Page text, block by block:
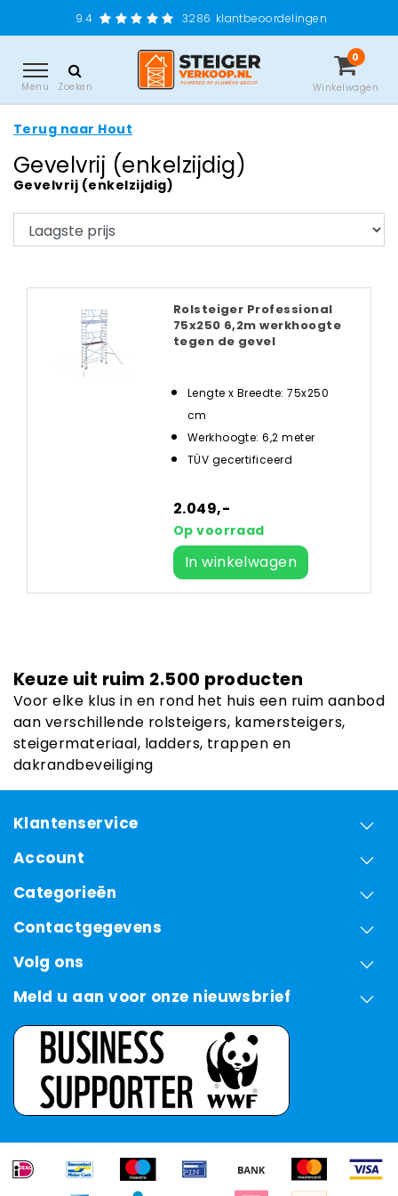
9.4 3286 klantbeoordelingen
Menu Zoeken
0
Winkelwagen
Terug naar Hout
Gevelvrij (enkelzijdig)
Gevelvrij (enkelzijdig)
Rolsteiger Professional
75x250 6,2m werkhoogte
tegen de gevel
Lengte x Breedte: 75x250
cm
Werkhoogte: 6,2 meter
TÜV gecertificeerd
2.049,-
Op voorraad
In winkelwagen
Keuze uit ruim 2.500 producten
Voor elke klus in en rond het huis een ruim aanbod
aan verschillende rolsteigers, kamersteigers,
steigermateriaal, ladders, trappen en
dakrandbeveiliging
Klantenservice
Account
Categorieën
Contactgegevens
Volg ons
Meld u aan voor onze nieuwsbrief